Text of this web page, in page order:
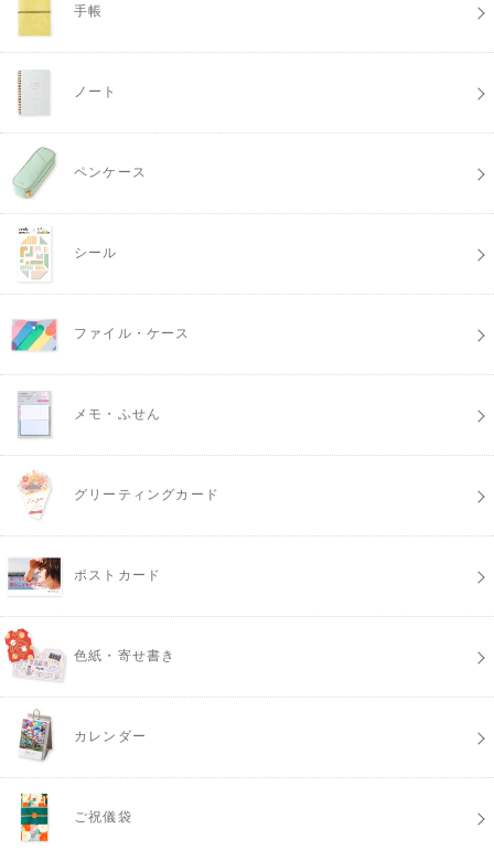
手帳
ノート
ペンケース
シール
ファイル・ケース
メモ・ふせん
グリーティングカード
ポストカード
色紙・寄せ書き
カレンダー
ご祝儀袋